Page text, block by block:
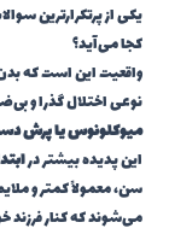
یکی از پرتکرارترین
کجا می‌آید؟
واقعیت این است که بدن
نوعی اختلال گذرا و
میوکلونوس یا پرش
این پدیده بیشتر در
سن، معمولاً کمتر و
می‌شوند که کنار فرزند